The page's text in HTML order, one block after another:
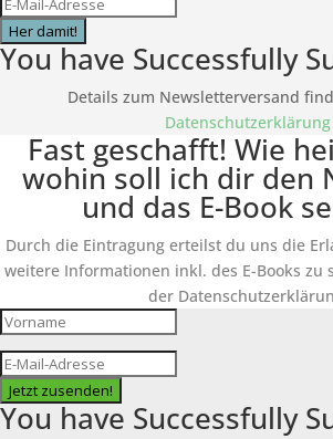
Her damit!
You have Successfully
Details zum Newsletterversand
Datenschutzerklärung
Fast geschafft! Wie
wohin soll ich dir den
und das E-Book
Durch die Eintragung erteilst du uns die
weitere Informationen inkl. des E-Books zu
der
Jetzt zusenden!
You have Successfully